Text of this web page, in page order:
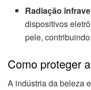
Radiação
dispositivos
pele,
Como proteger
A indústria da beleza